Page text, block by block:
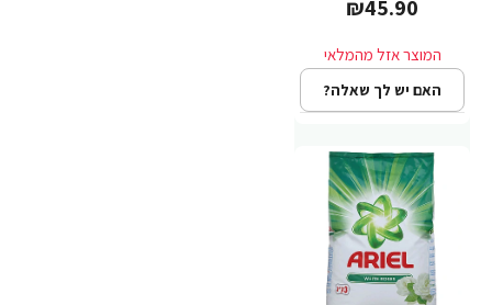
₪45.90
האם יש לך שאלה?